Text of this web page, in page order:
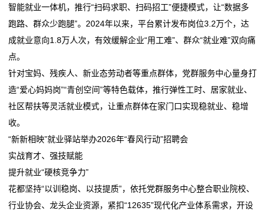
智能就业一体机，推行“扫码求职、扫码招工”便捷模式，让“数据多
跑路、群众少跑腿”。2024年以来，平台累计发布岗位3.2万个，达
成就业意向1.8万人次，有效缓解企业“用工难”、群众“就业难”双向痛
点。
针对宝妈、残疾人、新业态劳动者等重点群体，党群服务中心量身打
造“爱心妈妈岗”“青创空间”等特色载体，推行弹性工时、居家就业、
社区帮扶等灵活就业模式，让重点群体在家门口实现稳就业、稳增
收。
“新新相映”就业驿站举办2026年“春风行动”招聘会
实战育才、强技赋能
提升就业“硬核竞争力”
花都坚持“以训稳岗、以技提质”，依托党群服务中心整合职业院校、
行业协会、龙头企业资源，紧扣“12635”现代化产业体系需求，开设